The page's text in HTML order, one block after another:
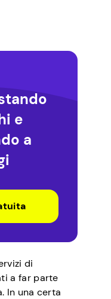
e
a
di
a far parte
In una certa